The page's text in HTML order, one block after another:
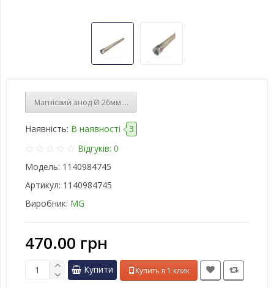
Магнієвий анод ‎Ø‎ 26мм довжина 210мм MG 26х210/М6х210
Наявність: В наявності
3
Відгуків: 0
Модель: 1140984745
Артикул: 1140984745
Виробник: MG
470.00 грн
Купити Купить в 1 клик